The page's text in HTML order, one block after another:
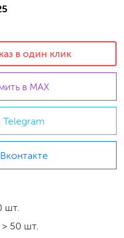
в один клик
в MAX
шт.
> 50 шт.